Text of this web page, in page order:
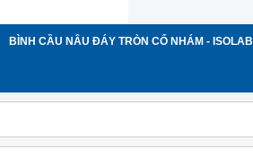
BÌNH CẦU NÂU ĐÁY TRÒN CỔ NHÁM - ISOLAB